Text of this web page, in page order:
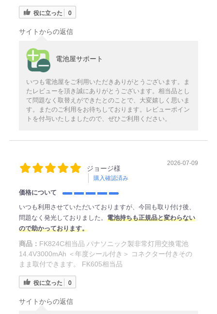
役に立った 0
サイトからの返信
電池屋サポート
いつも電池屋をご利用いただきありがとうございます。ま
たレビューを頂き誠にありがとうございます。相当品とし
て問題なく取替えができたとのことで、大変嬉しく思いま
す。またのご利用をお待ちしております。レビューポイン
トを付与いたしましたので、ぜひご利用ください。
ジョージ様
購入確認済み
2026-07-09
価格について
いつも利用させていただいておりますが、今回も取り付け後、
問題なく発光しておりました。 電池持ちも正規品と変わらない
ので助かっております。
商品： FK824C相当品 パナソニック製非常灯用交換電池
14.4V3000mAh ＜年度シール付き＞ コネクター付きその
まま取付できます。 FK605相当品
役に立った 0
サイトからの返信